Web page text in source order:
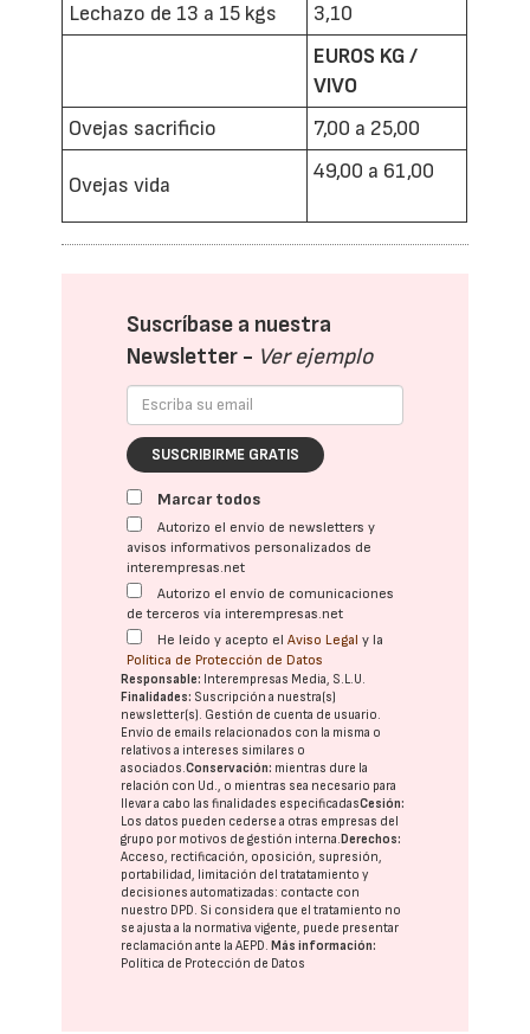
Lechazo de 13 a 15 kgs
3,10
EUROS KG /
VIVO
Ovejas sacrificio
7,00 a 25,00
Ovejas vida
49,00 a 61,00
Suscríbase a nuestra
Newsletter - Ver ejemplo
SUSCRIBIRME GRATIS
Marcar todos
Autorizo el envío de newsletters y
avisos informativos personalizados de
interempresas.net
Autorizo el envío de comunicaciones
de terceros vía interempresas.net
He leído y acepto elAviso Legal y la
Política de Protección de Datos
Responsable: Interempresas Media, S.L.U.
Finalidades: Suscripción a nuestra(s)
newsletter(s). Gestión de cuenta de usuario.
Envío de emails relacionados con la misma o
relativos a intereses similares o
asociados.Conservación: mientras dure la
relación con Ud., o mientras sea necesario para
llevar a cabo las finalidades especificadasCesión:
Los datos pueden cederse a otras empresas del
grupo por motivos de gestión interna.Derechos:
Acceso, rectificación, oposición, supresión,
portabilidad, limitación del tratatamiento y
decisiones automatizadas: contacte con
nuestro DPD. Si considera que el tratamiento no
se ajusta a la normativa vigente, puede presentar
reclamación ante laAEPD.Más información:
Política de Protección de Datos